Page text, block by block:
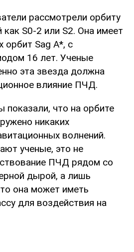
рассмотрели орбиту
S0-2 или S2. Она имеет
орбит Sag A*, с
16 лет. Ученые
эта звезда должна
влияние ПЧД.
показали, что на орбите
никаких
волнений.
ученые, это не
ПЧД рядом со
дырой, а лишь
она может иметь
для воздействия на